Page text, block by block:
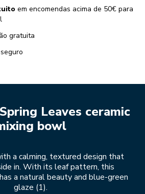
em encomendas acima de 50€ para
gratuita
Leaves ceramic
bowl
a calming, textured design that
in. With its leaf pattern, this
a natural beauty and blue-green
glaze (1).